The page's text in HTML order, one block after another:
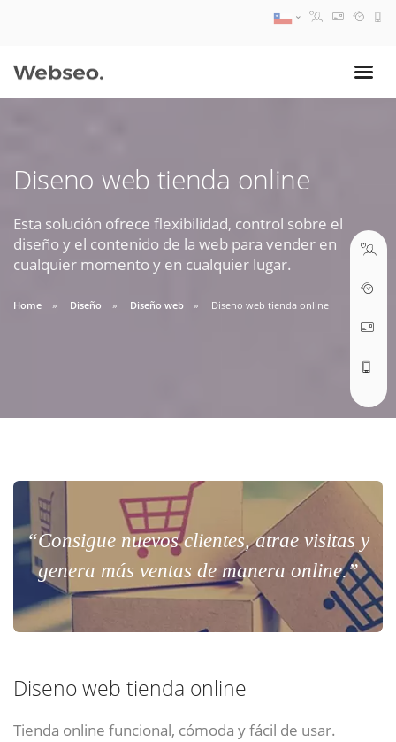
Diseno web tienda online
Esta solución ofrece flexibilidad, control sobre el
diseño y el contenido de la web para vender en
cualquier momento y en cualquier lugar.
Home Diseño Diseño web Diseno web tienda online
“Consigue nuevos clientes, atrae visitas y
genera más ventas de manera online.”
Diseno web tienda online
Tienda online funcional, cómoda y fácil de usar.
09:30 AM A 18:30 PM
soporte@webseo.cl
ABRIR TICKET